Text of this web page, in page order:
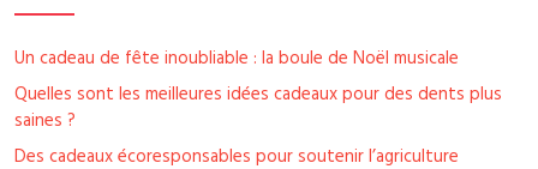
Un cadeau de fête inoubliable : la boule de Noël musicale
Quelles sont les meilleures idées cadeaux pour des dents plus
saines ?
Des cadeaux écoresponsables pour soutenir l’agriculture